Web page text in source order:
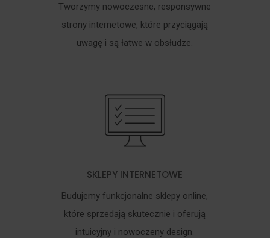
Tworzymy nowoczesne, responsywne
strony internetowe, które przyciągają
uwagę i są łatwe w obsłudze.
SKLEPY INTERNETOWE
Budujemy funkcjonalne sklepy online,
które sprzedają skutecznie i oferują
intuicyjny i nowoczeny design.